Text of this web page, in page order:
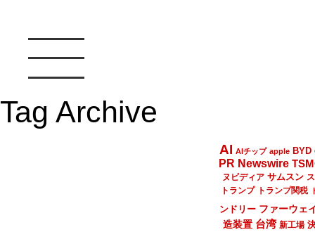
Tag Archive
AI AIチップ apple BYD
PR Newswire
ヌビディア サムスン
トランプ
トランプ関税
ンドリー ファーウェ
造装置 台湾 新工場